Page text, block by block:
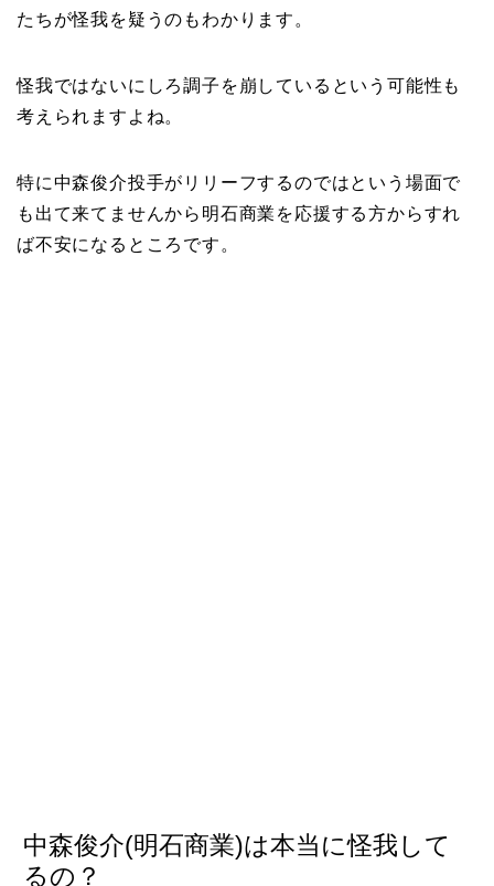
たちが怪我を疑うのもわかります。
怪我ではないにしろ調子を崩しているという可能性も
考えられますよね。
特に中森俊介投手がリリーフするのではという場面で
も出て来てませんから明石商業を応援する方からすれ
ば不安になるところです。
中森俊介(明石商業)は本当に怪我して
るの？